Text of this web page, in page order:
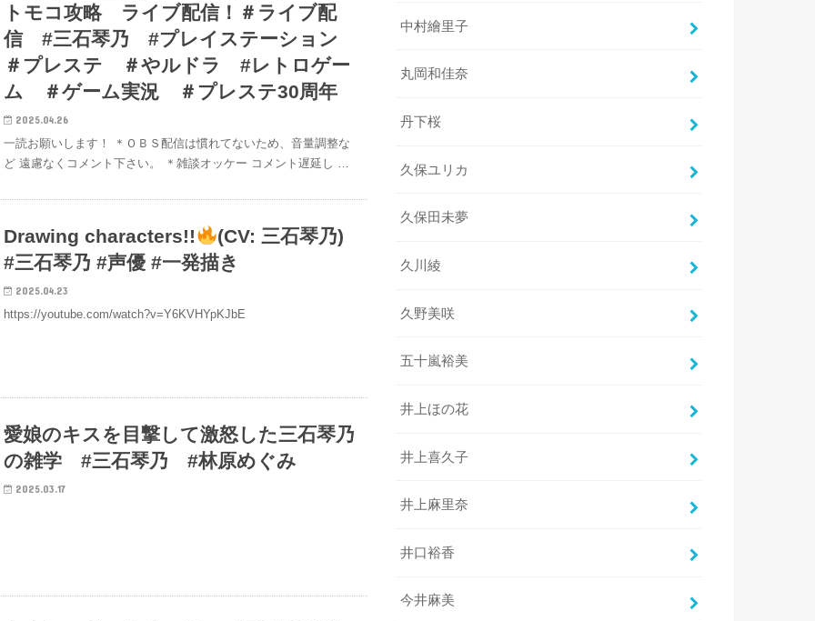
トモコ攻略 ライブ配信！＃ライブ配
信 #三石琴乃 #プレイステーション
＃プレステ ＃やルドラ #レトロゲー
ム ＃ゲーム実況 ＃プレステ30周年
2025.04.26
一読お願いします！ ＊ＯＢＳ配信は慣れてないため、音量調整な
ど 遠慮なくコメント下さい。 ＊雑談オッケー コメント遅延し …
Drawing characters!!
(CV: 三石琴乃)
#三石琴乃 #声優 #一発描き
2025.04.23
https://youtube.com/watch?v=Y6KVHYpKJbE
愛娘のキスを目撃して激怒した三石琴乃
の雑学 #三石琴乃 #林原めぐみ
2025.03.17
中村繪里子
丸岡和佳奈
丹下桜
久保ユリカ
久保田未夢
久川綾
久野美咲
五十嵐裕美
井上ほの花
井上喜久子
井上麻里奈
井口裕香
今井麻美